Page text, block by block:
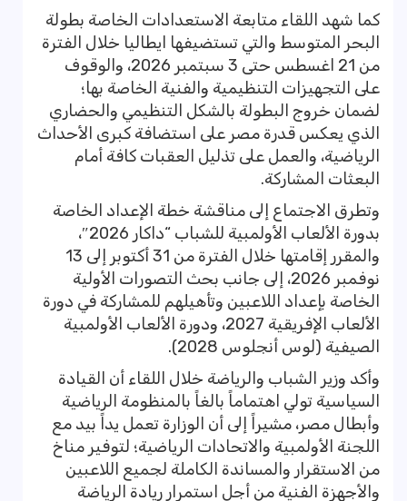
كما شهد اللقاء متابعة الاستعدادات الخاصة بطولة
البحر المتوسط والتي تستضيفها ايطاليا خلال الفترة
من 21 اغسطس حتى 3 سبتمبر 2026، والوقوف
على التجهيزات التنظيمية والفنية الخاصة بها؛
لضمان خروج البطولة بالشكل التنظيمي والحضاري
الذي يعكس قدرة مصر على استضافة كبرى الأحداث
الرياضية، والعمل على تذليل العقبات كافة أمام
البعثات المشاركة.
وتطرق الاجتماع إلى مناقشة خطة الإعداد الخاصة
بدورة الألعاب الأولمبية للشباب “داكار 2026″،
والمقرر إقامتها خلال الفترة من 31 أكتوبر إلى 13
نوفمبر 2026، إلى جانب بحث التصورات الأولية
الخاصة بإعداد اللاعبين وتأهيلهم للمشاركة في دورة
الألعاب الإفريقية 2027، ودورة الألعاب الأولمبية
الصيفية (لوس أنجلوس 2028).
وأكد وزير الشباب والرياضة خلال اللقاء أن القيادة
السياسية تولي اهتماماً بالغاً بالمنظومة الرياضية
وأبطال مصر، مشيراً إلى أن الوزارة تعمل يداً بيد مع
اللجنة الأولمبية والاتحادات الرياضية؛ لتوفير مناخ
من الاستقرار والمساندة الكاملة لجميع اللاعبين
والأجهزة الفنية من أجل استمرار ريادة الرياضة